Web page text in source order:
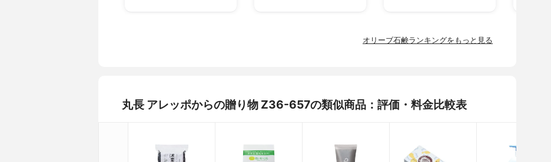
オリーブ石鹸ランキングをもっと見る
丸長 アレッポからの贈り物 Z36-657の類似商品：評価・料金比較表